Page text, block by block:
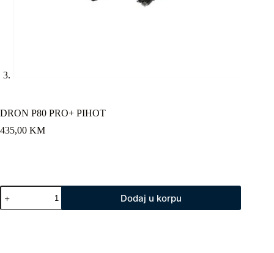
DRON P80 PRO+ PIHOT
435,00 KM
DRON
P80
PRO+
Dodaj u korpu